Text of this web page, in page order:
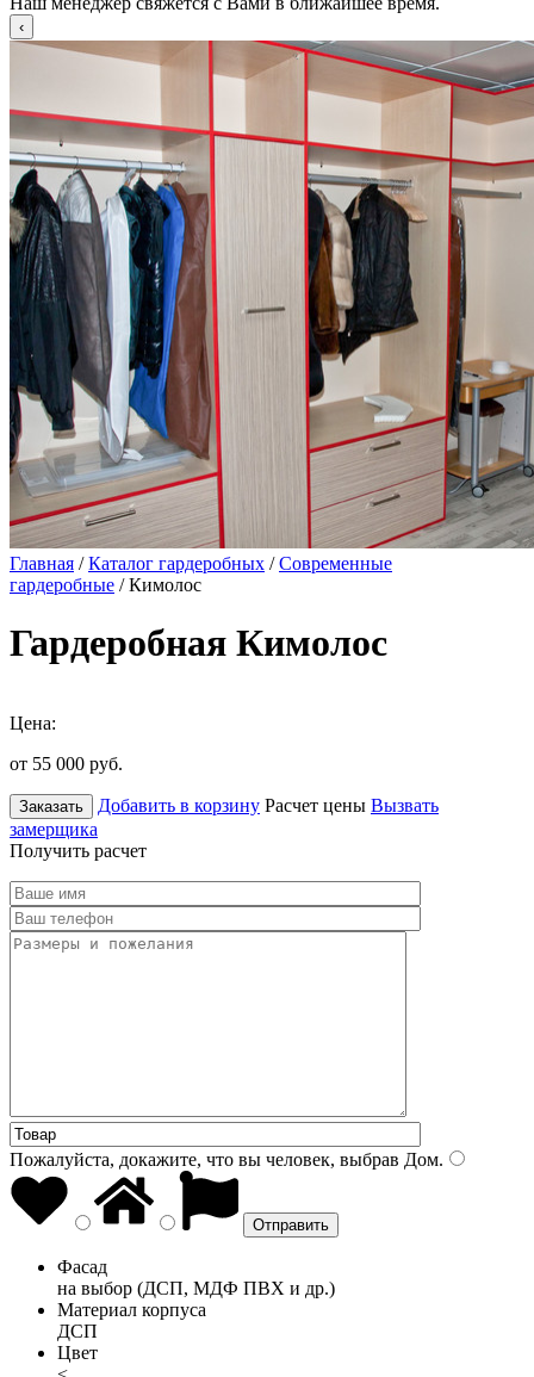
Главная /Каталог гардеробных /Современные
гардеробные / Кимолос
Гардеробная Кимолос
Цена:
от 55 000 руб.
Заказать Добавить в корзину Расчет цены Вызвать
замерщика
Получить расчет
Пожалуйста, докажите, что вы человек, выбрав Дом.
Фасад
на выбор (ДСП, МДФ ПВХ и др.)
Материал корпуса
ДСП
Цвет